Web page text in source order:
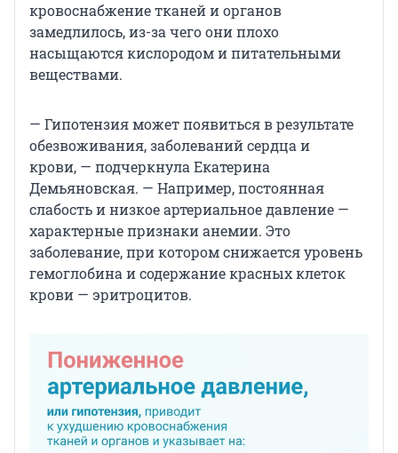
кровоснабжение тканей и органов
замедлилось, из-за чего они плохо
насыщаются кислородом и питательными
веществами.
— Гипотензия может появиться в результате
обезвоживания, заболеваний сердца и
крови, — подчеркнула Екатерина
Демьяновская. — Например, постоянная
слабость и низкое артериальное давление —
характерные признаки анемии. Это
заболевание, при котором снижается уровень
гемоглобина и содержание красных клеток
крови — эритроцитов.